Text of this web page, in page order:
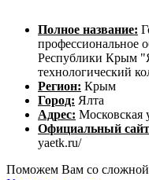
Полное название:
профессиональное
Республики Крым
технологический
Регион: Крым
Город: Ялта
Адрес: Московская
Официальный
yaetk.ru/
Поможем Вам со сложной